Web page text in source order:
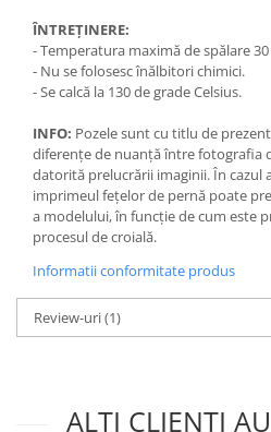
ÎNTREȚINERE:
- Temperatura maximă de spălare
- Nu se folosesc înălbitori chimici.
- Se calcă la 130 de grade Celsius.
INFO: Pozele sunt cu titlu de
diferențe de nuanță între fotografia
datorită prelucrării imaginii. În cazul
imprimeul fețelor de pernă poate
a modelului, în funcție de cum este
procesul de croială.
Informatii conformitate produs
Review-uri(1)
ALTI CLIENTI